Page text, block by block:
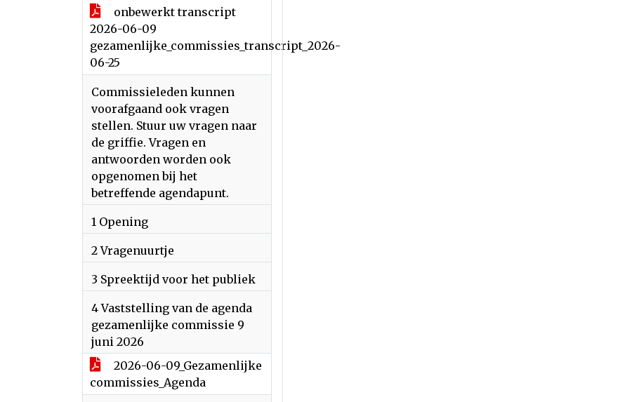
onbewerkt transcript
2026-06-09
gezamenlijke_commissies_transcript_2026-
06-25
Commissieleden kunnen
voorafgaand ook vragen
stellen. Stuur uw vragen naar
de griffie. Vragen en
antwoorden worden ook
opgenomen bij het
betreffende agendapunt.
1 Opening
2 Vragenuurtje
3 Spreektijd voor het publiek
4 Vaststelling van de agenda
gezamenlijke commissie 9
juni 2026
2026-06-09_Gezamenlijke
commissies_Agenda